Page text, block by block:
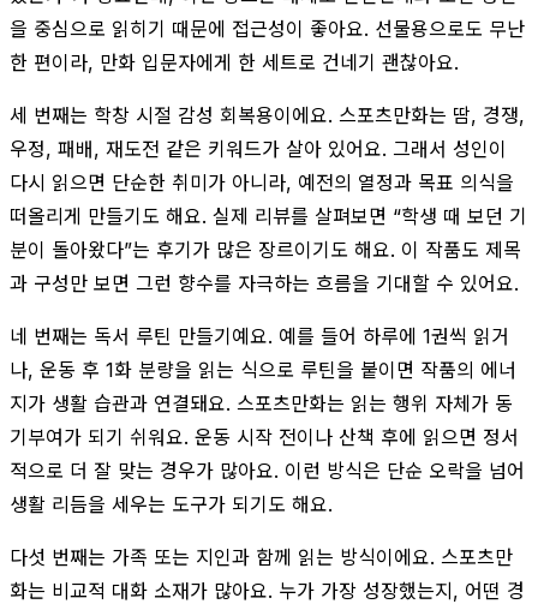
을 중심으로 읽히기 때문에 접근성이 좋아요. 선물용으로도 무난
한 편이라, 만화 입문자에게 한 세트로 건네기 괜찮아요.
세 번째는 학창 시절 감성 회복용이에요. 스포츠만화는 땀, 경쟁,
우정, 패배, 재도전 같은 키워드가 살아 있어요. 그래서 성인이
다시 읽으면 단순한 취미가 아니라, 예전의 열정과 목표 의식을
떠올리게 만들기도 해요. 실제 리뷰를 살펴보면 “학생 때 보던 기
분이 돌아왔다”는 후기가 많은 장르이기도 해요. 이 작품도 제목
과 구성만 보면 그런 향수를 자극하는 흐름을 기대할 수 있어요.
네 번째는 독서 루틴 만들기예요. 예를 들어 하루에 1권씩 읽거
나, 운동 후 1화 분량을 읽는 식으로 루틴을 붙이면 작품의 에너
지가 생활 습관과 연결돼요. 스포츠만화는 읽는 행위 자체가 동
기부여가 되기 쉬워요. 운동 시작 전이나 산책 후에 읽으면 정서
적으로 더 잘 맞는 경우가 많아요. 이런 방식은 단순 오락을 넘어
생활 리듬을 세우는 도구가 되기도 해요.
다섯 번째는 가족 또는 지인과 함께 읽는 방식이에요. 스포츠만
화는 비교적 대화 소재가 많아요. 누가 가장 성장했는지, 어떤 경